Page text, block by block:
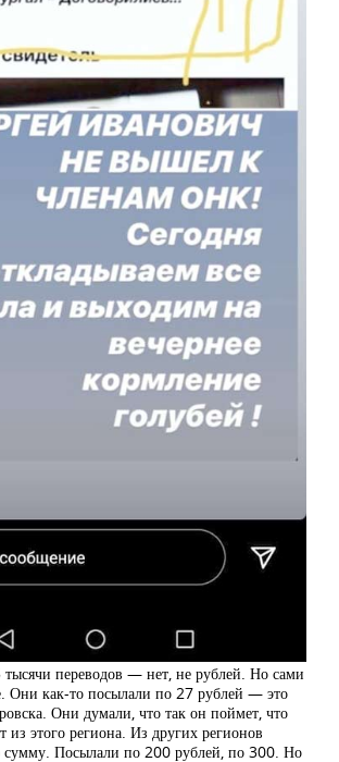
переводов — нет, не рублей. Но сами
Они как-то посылали по 27 рублей — это
Они думали, что так он поймет, что
из этого региона. Из других регионов
сумму. Посылали по 200 рублей, по 300. Но